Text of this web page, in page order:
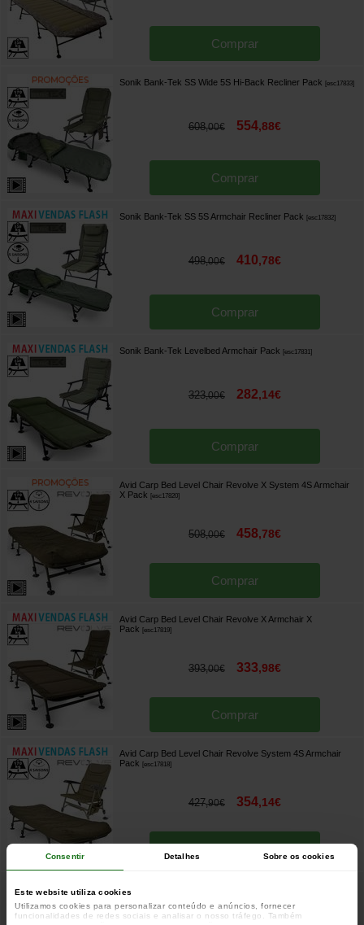
Consentir Detalhes Sobre os cookies
Este website utiliza cookies
Utilizamos cookies para personalizar conteúdo e anúncios, fornecer
funcionalidades de redes sociais e analisar o nosso tráfego. Também
Comprar
Sonik Bank-Tek SS Wide 5S Hi-Back Recliner Pack [esc17833]
608,00€ 554,88€
Comprar
Sonik Bank-Tek SS 5S Armchair Recliner Pack [esc17832]
498,00€ 410,78€
Comprar
Sonik Bank-Tek Levelbed Armchair Pack [esc17831]
323,00€ 282,14€
Comprar
Avid Carp Bed Level Chair Revolve X System 4S Armchair
X Pack [esc17820]
508,00€ 458,78€
Comprar
Avid Carp Bed Level Chair Revolve X Armchair X
Pack [esc17819]
393,00€ 333,98€
Comprar
Avid Carp Bed Level Chair Revolve System 4S Armchair
Pack [esc17818]
427,90€ 354,14€
Avid Carp Bed Level Chair Revolve Armchair Pack